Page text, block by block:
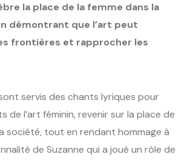
la place de la femme dans la
démontrant que l’art peut
frontières et rapprocher les
servis des chants lyriques pour
de l’art féminin, revenir sur la place de
société, tout en rendant hommage à
de Suzanne qui a joué un rôle de